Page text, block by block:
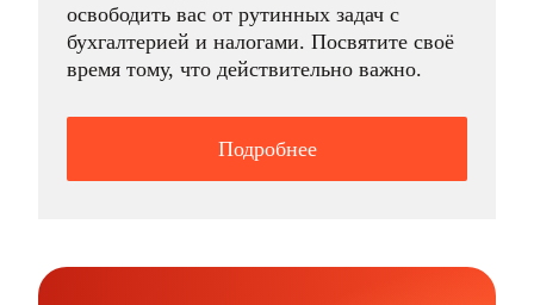
освободить вас от рутинных задач с
бухгалтерией и налогами. Посвятите своё
время тому, что действительно важно.
Подробнее